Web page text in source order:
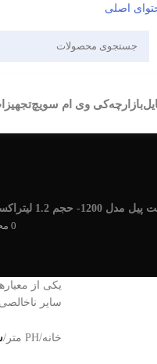
اصلی
بازارچهکی وی ام سویچ
1200- حجم 1.2 لیتر
0 محصول
یکی از
سایر
خانه/PH متر /